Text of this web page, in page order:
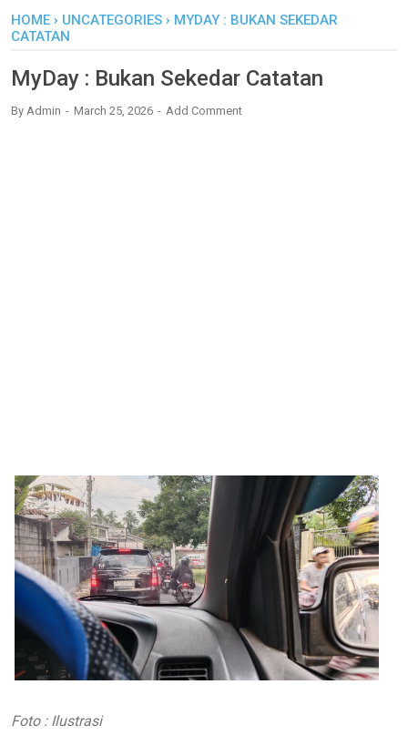
HOME › UNCATEGORIES › MYDAY : BUKAN SEKEDAR
CATATAN
MyDay : Bukan Sekedar Catatan
By Admin March 25, 2026 Add Comment
Foto : Ilustrasi